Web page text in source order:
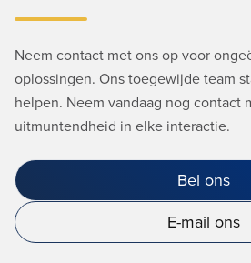
Neem contact met ons op voor
oplossingen. Ons toegewijde team
helpen. Neem vandaag nog contact
uitmuntendheid in elke interactie.
Bel ons
E-mail ons